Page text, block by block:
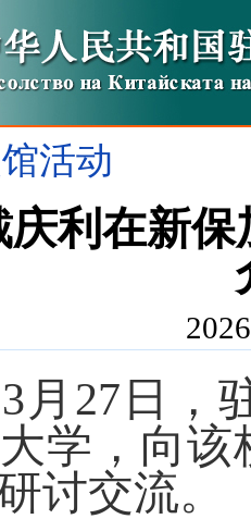
活动
利在新
3 月 27日，
学 ，向该
讨交流。